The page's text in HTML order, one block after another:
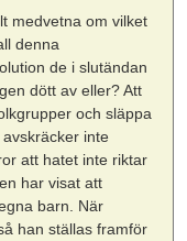
medvetna om vilket
denna
de i slutändan
dött av eller? Att
och släppa
inte
att hatet inte riktar
har visat att
barn. När
han ställas framför